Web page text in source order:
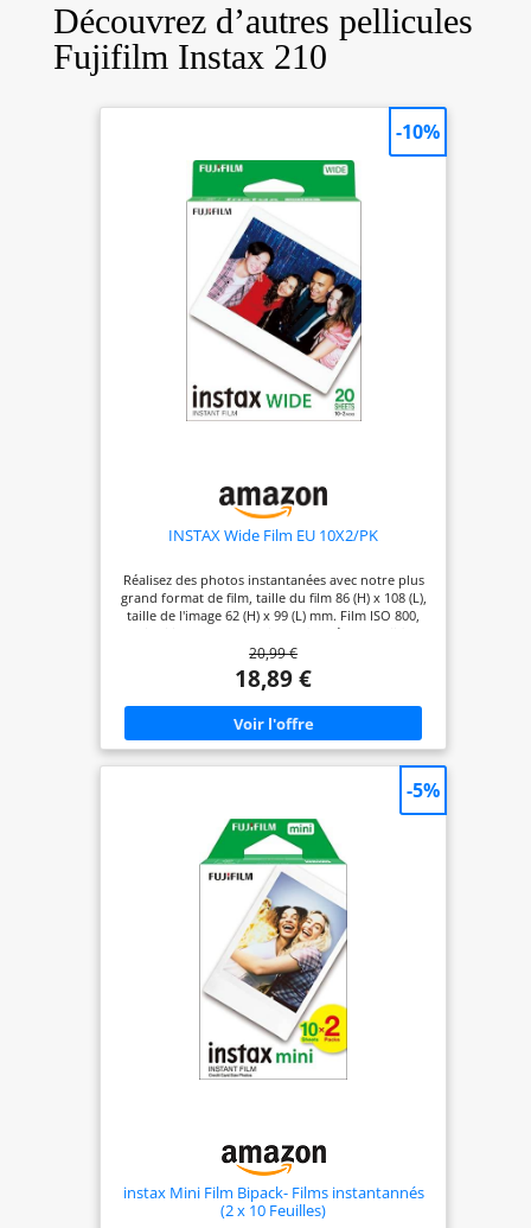
Découvrez d’autres pellicules
Fujifilm Instax 210
INSTAX Wide Film EU 10X2/PK
Réalisez des photos instantanées avec notre plus
grand format de film, taille du film 86 (H) x 108 (L),
taille de l'image 62 (H) x 99 (L) mm. Film ISO 800,
qui utilise la technologie du film réel de Fujifilm
Développement rapide de l'image avec une
reproduction des couleurs éclatantes qui dure des
années et des années Compatible avec tous les
appareils au format instax WIDE, veuillez vérifier
l'adéquation. L'emballage contient 2 films de 10
vues
20,99 €
18,89 €
-10%
instax Mini Film Bipack- Films instantannés
(2 x 10 Feuilles)
-5%